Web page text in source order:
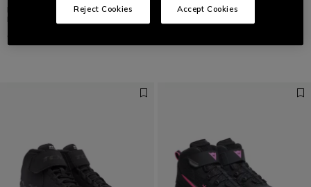
HERIAN D-WP - CHAUSSURES DE
MOTO IMPERMÉABLES FEMME
SUBURB AIR SHOES WMN
CHF 169
Reject Cookies Accept Cookies